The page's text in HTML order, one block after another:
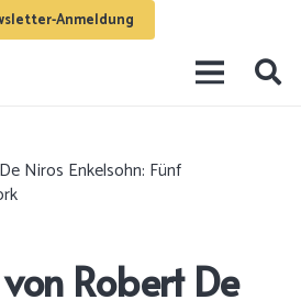
Anmeldung
Niros Enkelsohn: Fünf
Robert De